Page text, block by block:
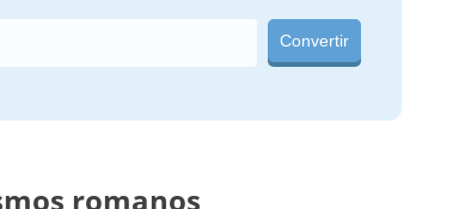
Convertir
romanos